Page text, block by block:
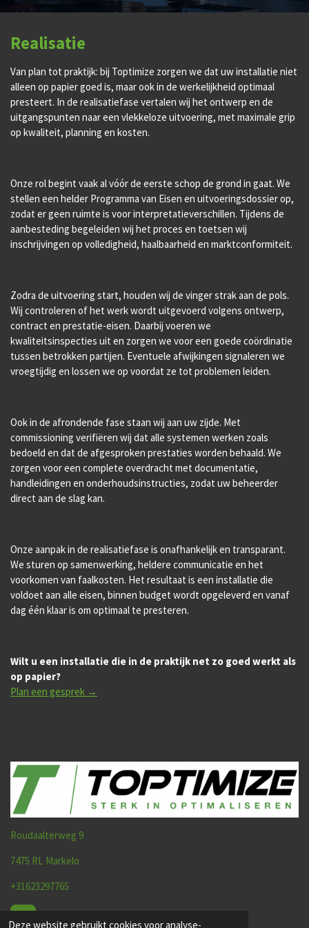
Deze website gebruikt cookies voor analyse-
Realisatie
Van plan tot praktijk: bij Toptimize zorgen we dat uw installatie niet
alleen op papier goed is, maar ook in de werkelijkheid optimaal
presteert. In de realisatiefase vertalen wij het ontwerp en de
uitgangspunten naar een vlekkeloze uitvoering, met maximale grip
op kwaliteit, planning en kosten.
Onze rol begint vaak al vóór de eerste schop de grond in gaat. We
stellen een helder Programma van Eisen en uitvoeringsdossier op,
zodat er geen ruimte is voor interpretatieverschillen. Tijdens de
aanbesteding begeleiden wij het proces en toetsen wij
inschrijvingen op volledigheid, haalbaarheid en marktconformiteit.
Zodra de uitvoering start, houden wij de vinger strak aan de pols.
Wij controleren of het werk wordt uitgevoerd volgens ontwerp,
contract en prestatie-eisen. Daarbij voeren we
kwaliteitsinspecties uit en zorgen we voor een goede coördinatie
tussen betrokken partijen. Eventuele afwijkingen signaleren we
vroegtijdig en lossen we op voordat ze tot problemen leiden.
Ook in de afrondende fase staan wij aan uw zijde. Met
commissioning verifiëren wij dat alle systemen werken zoals
bedoeld en dat de afgesproken prestaties worden behaald. We
zorgen voor een complete overdracht met documentatie,
handleidingen en onderhoudsinstructies, zodat uw beheerder
direct aan de slag kan.
Onze aanpak in de realisatiefase is onafhankelijk en transparant.
We sturen op samenwerking, heldere communicatie en het
voorkomen van faalkosten. Het resultaat is een installatie die
voldoet aan alle eisen, binnen budget wordt opgeleverd en vanaf
dag één klaar is om optimaal te presteren.
Wilt u een installatie die in de praktijk net zo goed werkt als
op papier?
Plan een gesprek →
Roudaalterweg 9
7475 RL Markelo
+31623297765